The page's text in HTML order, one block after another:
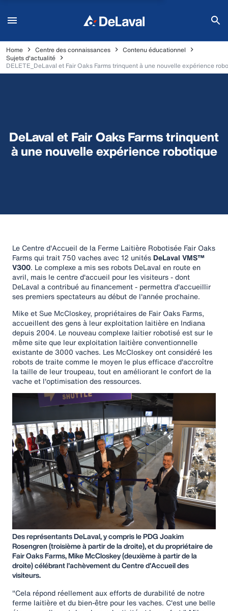
Home Centre des connaissances
Contenu éducationnel
Sujets d'actualité
DELETE_DeLaval et Fair Oaks Farms trinquent à une nouvelle expérience
DeLaval et Fair Oaks Farms trinquent
à une nouvelle expérience robotique
Le Centre d'Accueil de la Ferme Laitière Robotisée Fair Oaks
Farms qui trait 750 vaches avec 12 unités DeLaval VMS™
V300. Le complexe a mis ses robots DeLaval en route en
avril, mais le centre d'accueil pour les visiteurs - dont
DeLaval a contribué au financement - permettra d'accueillir
ses premiers spectateurs au début de l'année prochaine.
Mike et Sue McCloskey, propriétaires de Fair Oaks Farms,
accueillent des gens à leur exploitation laitière en Indiana
depuis 2004. Le nouveau complexe laitier robotisé est sur le
même site que leur exploitation laitière conventionnelle
existante de 3000 vaches. Les McCloskey ont considéré les
robots de traite comme le moyen le plus efficace d'accroître
la taille de leur troupeau, tout en améliorant le confort de la
vache et l'optimisation des ressources.
Des représentants DeLaval, y compris le PDG Joakim
Rosengren (troisième à partir de la droite), et du propriétaire de
Fair Oaks Farms, Mike McCloskey (deuxième à partir de la
droite) célébrant l'achèvement du Centre d'Accueil des
visiteurs.
"Cela répond réellement aux efforts de durabilité de notre
ferme laitière et du bien-être pour les vaches. C'est une belle